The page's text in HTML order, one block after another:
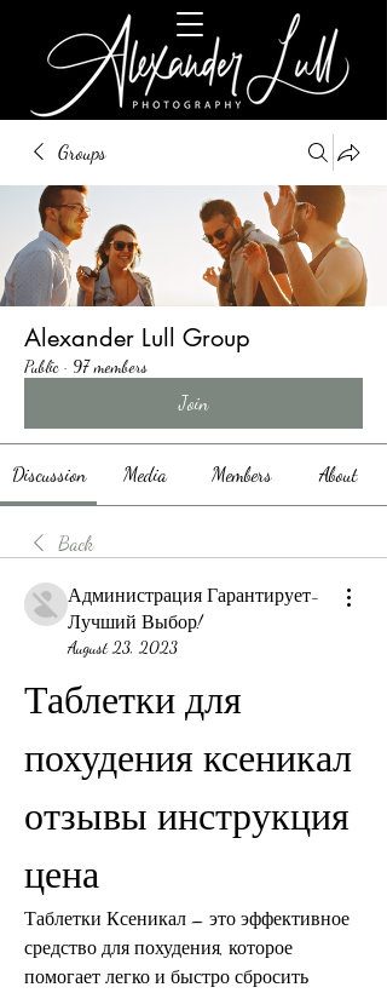
Groups
Alexander Lull Group
Public · 97 members
Join
Discussion Media Members About
Back
Администрация Гарантирует-
Лучший Выбор!
August 23, 2023
Таблетки для
похудения ксеникал
отзывы инструкция
цена
Таблетки Ксеникал – это эффективное
средство для похудения, которое
помогает легко и быстро сбросить